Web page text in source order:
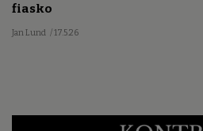
fiasko
Jan Lund / 17.5.26